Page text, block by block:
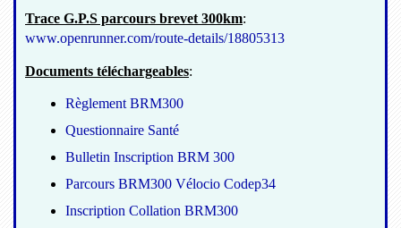
Trace G.P.S parcours brevet 300km:
www.openrunner.com/route-details/18805313
Documents téléchargeables:
Règlement BRM300
Questionnaire Santé
Bulletin Inscription BRM 300
Parcours BRM300 Vélocio Codep34
Inscription Collation BRM300